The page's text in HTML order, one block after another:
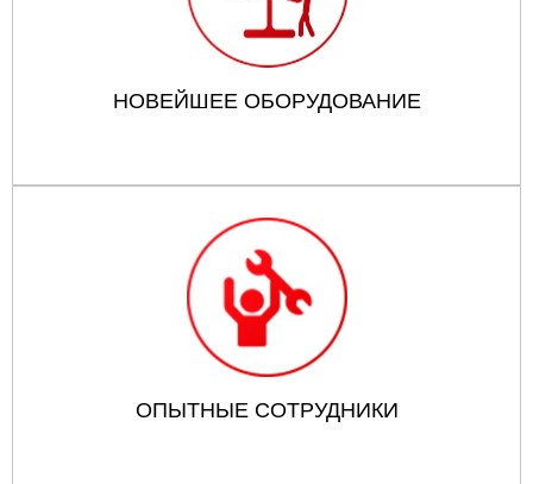
НОВЕЙШЕЕ ОБОРУДОВАНИЕ
ОПЫТНЫЕ СОТРУДНИКИ